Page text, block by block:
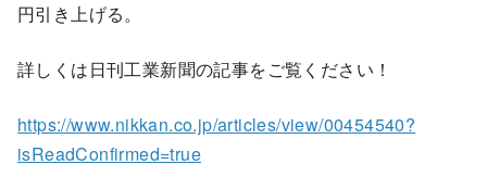
円引き上げる。
詳しくは日刊工業新聞の記事をご覧ください！
https://www.nikkan.co.jp/articles/view/00454540?
isReadConfirmed=true